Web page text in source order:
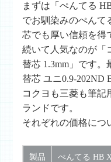
まずは「ぺんてる
でお馴染みのぺんて
芯でも厚い信頼を得
続いて人気なのが
替芯 1.3mm」です
替芯 ユニ0.9-202ND
コクヨも三菱も筆記
ランドです。
それぞれの価格につ
製品 ぺんてる HB